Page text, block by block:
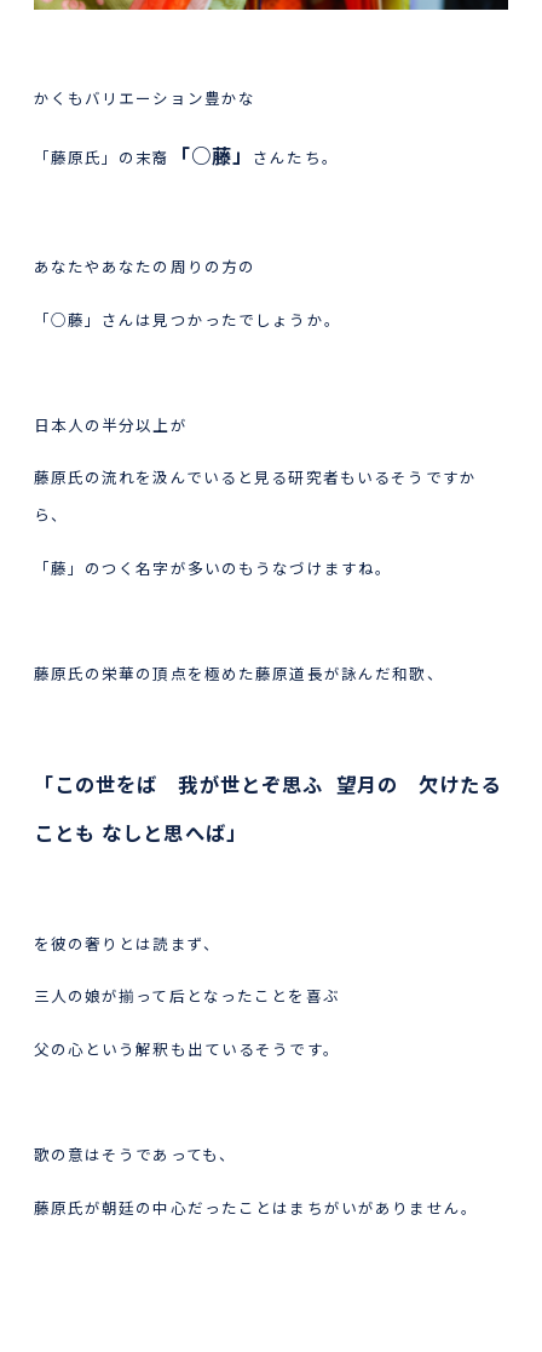
かくもバリエーション豊かな
「藤原氏」の末裔 「○藤」 さんたち。
あなたやあなたの周りの方の
「○藤」さんは見つかったでしょうか。
日本人の半分以上が
藤原氏の流れを汲んでいると見る研究者もいるそうですか
ら、
「藤」のつく名字が多いのもうなづけますね。
藤原氏の栄華の頂点を極めた藤原道長が詠んだ和歌、
「この世をば 我が世とぞ思ふ 望月の 欠けたる
ことも なしと思へば」
を彼の奢りとは読まず、
三人の娘が揃って后となったことを喜ぶ
父の心という解釈も出ているそうです。
歌の意はそうであっても、
藤原氏が朝廷の中心だったことはまちがいがありません。